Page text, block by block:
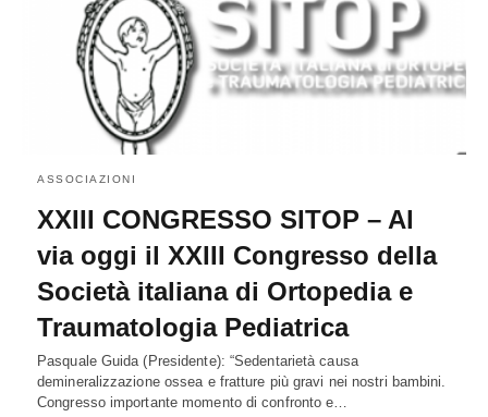
ASSOCIAZIONI
XXIII CONGRESSO SITOP – Al
via oggi il XXIII Congresso della
Società italiana di Ortopedia e
Traumatologia Pediatrica
Pasquale Guida (Presidente): “Sedentarietà causa
demineralizzazione ossea e fratture più gravi nei nostri bambini.
Congresso importante momento di confronto e…